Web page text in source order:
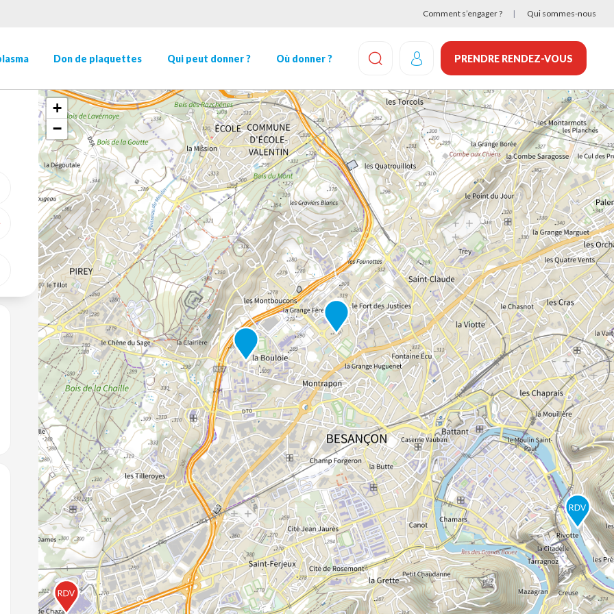
Comment s’engager ? Qui sommes-nous
Don de plaquettes Qui peut donner ? Où donner ?
EFFECTUEZ UNE RECHERCHE
PRENDRE RENDEZ-VOUS
GÉOLOCALISER
aux favoris
aux favoris
+
−